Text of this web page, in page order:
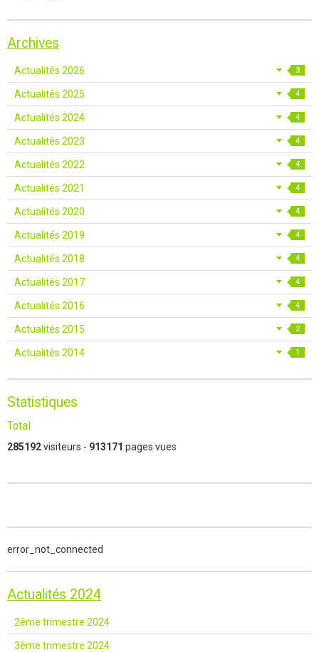
Archives
Actualités 2026 3
Actualités 2025 4
Actualités 2024 4
Actualités 2023 4
Actualités 2022 4
Actualités 2021 4
Actualités 2020 4
Actualités 2019 4
Actualités 2018 4
Actualités 2017 4
Actualités 2016 4
Actualités 2015 2
Actualités 2014 1
Statistiques
Total
285192visiteurs - 913171 pages vues
error_not_connected
Actualités 2024
2ème trimestre 2024
3ème trimestre 2024